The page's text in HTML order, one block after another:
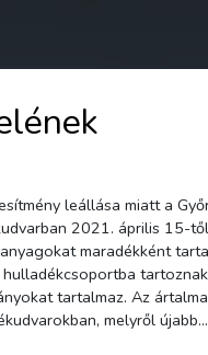
leállása miatt a
2021. április 15-
maradékként
tartalmaz. Az
melyről újabb